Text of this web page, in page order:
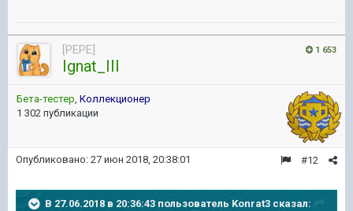
1 653
[PEPE]
Ignat_III
Бета-тестер, Коллекционер
1 302 публикации
#12
Опубликовано: 27 июн 2018, 20:38:01
В 27.06.2018 в 20:36:43 пользователь Konrat3 сказал: